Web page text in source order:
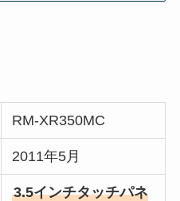
RM-XR350MC
2011年5月
3.5インチタッチパネ